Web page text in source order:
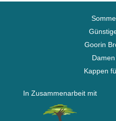
Goorin
Kappen
In Zusammenarbeit mit